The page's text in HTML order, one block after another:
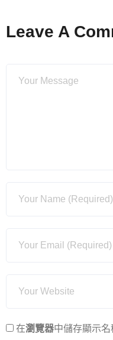
Leave A
在瀏覽器中儲存顯示